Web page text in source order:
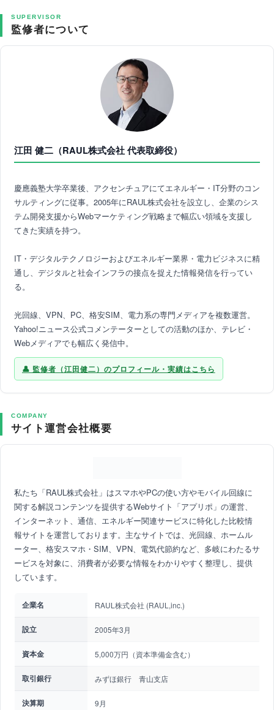
SUPERVISOR
監修者について
江田 健二（RAUL株式会社 代表取締役）
慶應義塾大学卒業後、アクセンチュアにてエネルギー・IT分野のコン
サルティングに従事。2005年にRAUL株式会社を設立し、企業のシス
テム開発支援からWebマーケティング戦略まで幅広い領域を支援し
てきた実績を持つ。
IT・デジタルテクノロジーおよびエネルギー業界・電力ビジネスに精
通し、デジタルと社会インフラの接点を捉えた情報発信を行ってい
る。
光回線、VPN、PC、格安SIM、電力系の専門メディアを複数運営。
Yahoo!ニュース公式コメンテーターとしての活動のほか、テレビ・
Webメディアでも幅広く発信中。
監修者（江田健二）のプロフィール・実績はこちら
COMPANY
サイト運営会社概要
私たち「RAUL株式会社」はスマホやPCの使い方やモバイル回線に
関する解説コンテンツを提供するWebサイト「アプリポ」の運営、
インターネット、通信、エネルギー関連サービスに特化した比較情
報サイトを運営しております。主なサイトでは、光回線、ホームル
ーター、格安スマホ・SIM、VPN、電気代節約など、多岐にわたるサ
ービスを対象に、消費者が必要な情報をわかりやすく整理し、提供
しています。
企業名 RAUL株式会社 (RAUL,inc.)
設立 2005年3月
資本金 5,000万円（資本準備金含む）
取引銀行 みずほ銀行 青山支店
決算期 9月